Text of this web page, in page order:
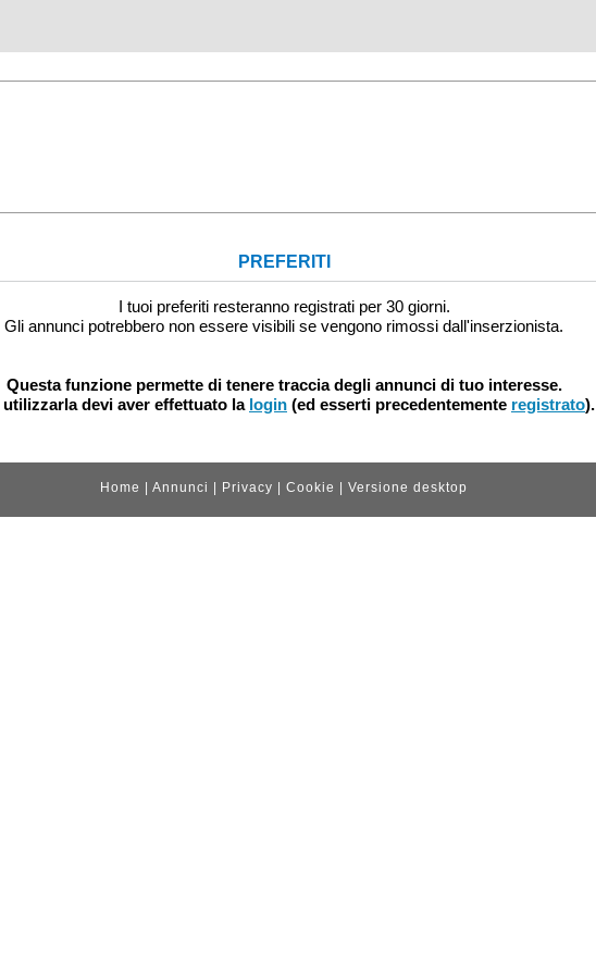
PREFERITI
I tuoi preferiti resteranno registrati per 30 giorni.
Gli annunci potrebbero non essere visibili se vengono rimossi dall'inserzionista.
Questa funzione permette di tenere traccia degli annunci di tuo interesse.
utilizzarla devi aver effettuato la login (ed esserti precedentemente registrato).
Home | Annunci | Privacy | Cookie | Versione desktop